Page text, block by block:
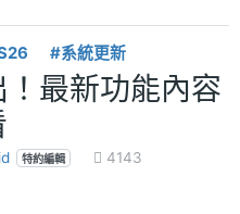
#系統更新
最新功能內容
特約編輯 4143